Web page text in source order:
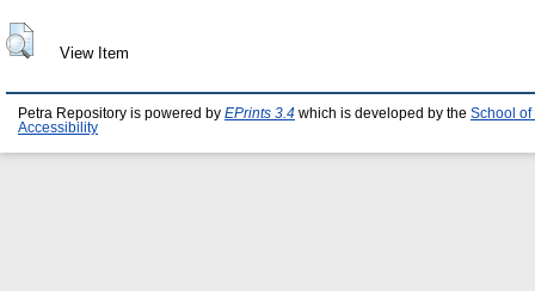
View Item
Petra Repository is powered by EPrints 3.4 which is developed by the School of
Accessibility